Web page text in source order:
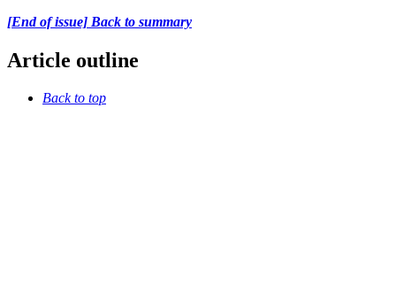
[End of issue] Back to summary
Article outline
Back to top